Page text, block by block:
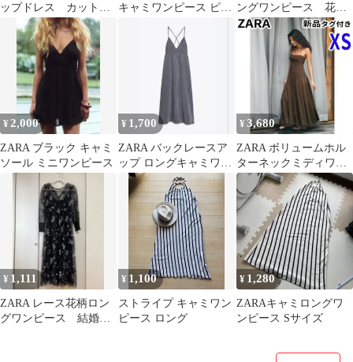
ップドレス カットワ
ーク刺繍 ボタニカル
キャミワンピース ピン
ングワンピース 花柄
フレアスカート コット
ンリネン XS
¥ 2,000
ZARA ブラック キャミ
ソール ミニワンピース
¥ 1,700
ZARA バックレースア
ップ ロングキャミワン
ピース
¥ 3,680
ZARA ボリュームホル
ターネックミディワン
ピース XS チョコレー
ト
¥ 1,111
ZARA レース花柄ロン
グワンピース 結婚
¥ 1,100
ストライプ キャミワン
ピース ロング
¥ 1,280
ZARAキャミロングワ
ンピース Sサイズ